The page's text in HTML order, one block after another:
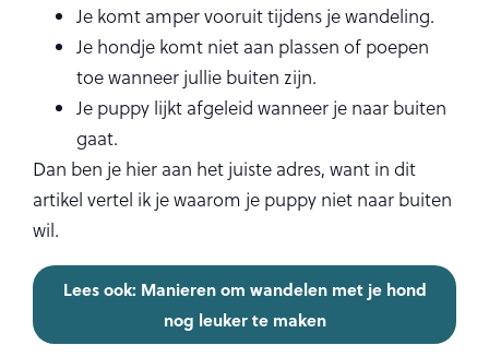
Je komt amper vooruit tijdens je wandeling.
Je hondje komt niet aan plassen of poepen
toe wanneer jullie buiten zijn.
Je puppy lijkt afgeleid wanneer je naar buiten
gaat.
Dan ben je hier aan het juiste adres, want in dit
artikel vertel ik je waarom je puppy niet naar buiten
wil.
Lees ook: Manieren om wandelen met je hond
nog leuker te maken